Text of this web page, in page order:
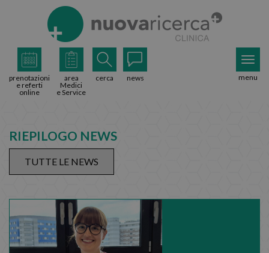
prenotazioni
e referti
online
area
Medici
e Service
cerca news menu
RIEPILOGO NEWS